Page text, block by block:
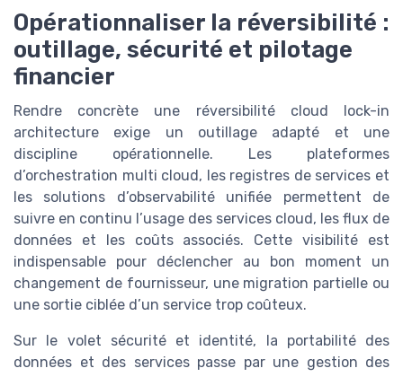
Opérationnaliser la réversibilité :
outillage, sécurité et pilotage
financier
Rendre concrète une réversibilité cloud lock-in
architecture exige un outillage adapté et une
discipline opérationnelle. Les plateformes
d’orchestration multi cloud, les registres de services et
les solutions d’observabilité unifiée permettent de
suivre en continu l’usage des services cloud, les flux de
données et les coûts associés. Cette visibilité est
indispensable pour déclencher au bon moment un
changement de fournisseur, une migration partielle ou
une sortie ciblée d’un service trop coûteux.
Sur le volet sécurité et identité, la portabilité des
données et des services passe par une gestion des